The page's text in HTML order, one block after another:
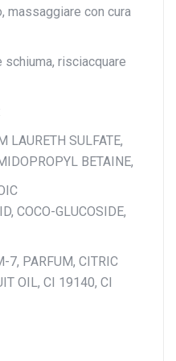
massaggiare con cura
risciacquare
LAURETH SULFATE,
BETAINE,
COCO-GLUCOSIDE,
7, PARFUM, CITRIC
OIL, CI 19140, CI